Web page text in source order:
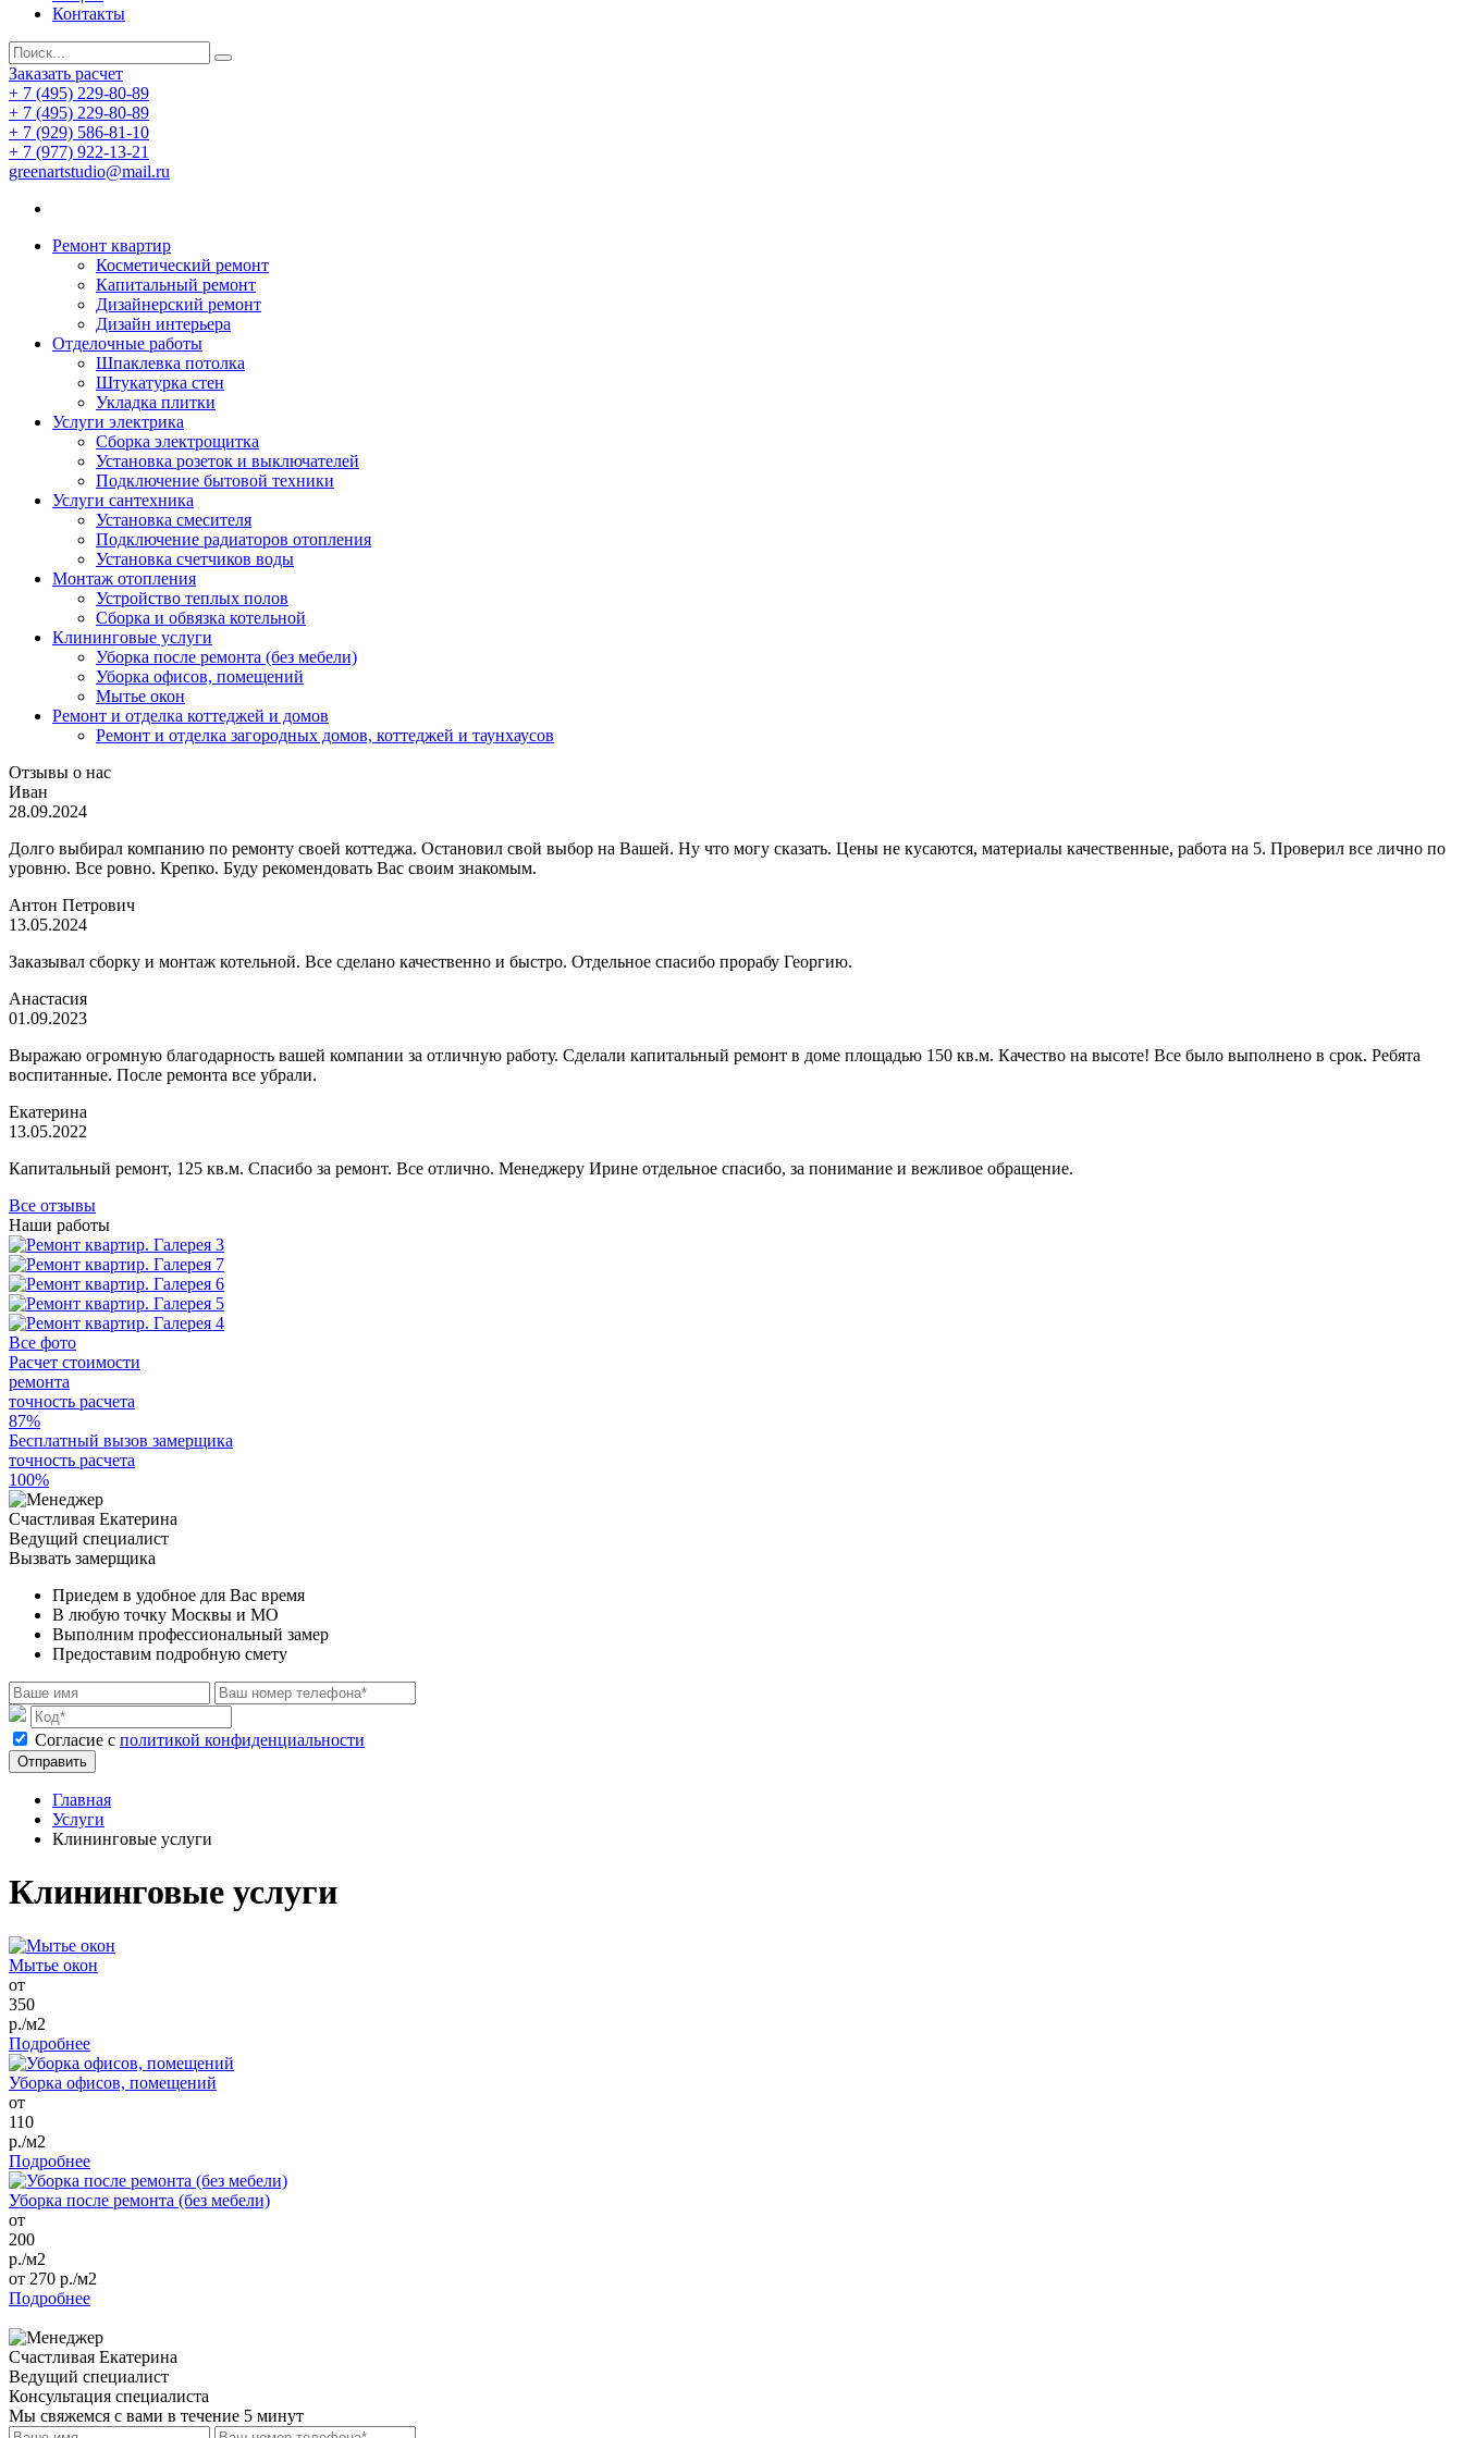
Контакты
Заказать расчет
+ 7 (495) 229-80-89
+ 7 (495) 229-80-89
+ 7 (929) 586-81-10
+ 7 (977) 922-13-21
greenartstudio@mail.ru
Ремонт квартир
Косметический ремонт
Капитальный ремонт
Дизайнерский ремонт
Дизайн интерьера
Отделочные работы
Шпаклевка потолка
Штукатурка стен
Укладка плитки
Услуги электрика
Сборка электрощитка
Установка розеток и выключателей
Подключение бытовой техники
Услуги сантехника
Установка смесителя
Подключение радиаторов отопления
Установка счетчиков воды
Монтаж отопления
Устройство теплых полов
Сборка и обвязка котельной
Клининговые услуги
Уборка после ремонта (без мебели)
Уборка офисов, помещений
Мытье окон
Ремонт и отделка коттеджей и домов
Ремонт и отделка загородных домов, коттеджей и таунхаусов
Отзывы о нас
Иван
28.09.2024
Долго выбирал компанию по ремонту своей коттеджа. Остановил свой выбор на Вашей. Ну что могу сказать. Цены не кусаются, материалы качественные, работа на 5. Проверил все лично по
уровню. Все ровно. Крепко. Буду рекомендовать Вас своим знакомым.
Антон Петрович
13.05.2024
Заказывал сборку и монтаж котельной. Все сделано качественно и быстро. Отдельное спасибо прорабу Георгию.
Анастасия
01.09.2023
Выражаю огромную благодарность вашей компании за отличную работу. Сделали капитальный ремонт в доме площадью 150 кв.м. Качество на высоте! Все было выполнено в срок. Ребята
воспитанные. После ремонта все убрали.
Екатерина
13.05.2022
Капитальный ремонт, 125 кв.м. Спасибо за ремонт. Все отлично. Менеджеру Ирине отдельное спасибо, за понимание и вежливое обращение.
Все отзывы
Наши работы
Все фото
Расчет стоимости
ремонта
точность расчета
87%
Бесплатный вызов замерщика
точность расчета
100%
Счастливая Екатерина
Ведущий специалист
Вызвать замерщика
Приедем в удобное для Вас время
В любую точку Москвы и МО
Выполним профессиональный замер
Предоставим подробную смету
Cогласие с политикой конфиденциальности
Отправить
Главная
Услуги
Клининговые услуги
Клининговые услуги
Мытье окон
от
350
р./м2
Подробнее
Уборка офисов, помещений
от
110
р./м2
Подробнее
Уборка после ремонта (без мебели)
от
200
р./м2
от 270 р./м2
Подробнее
Счастливая Екатерина
Ведущий специалист
Консультация специалиста
Мы свяжемся с вами в течение 5 минут